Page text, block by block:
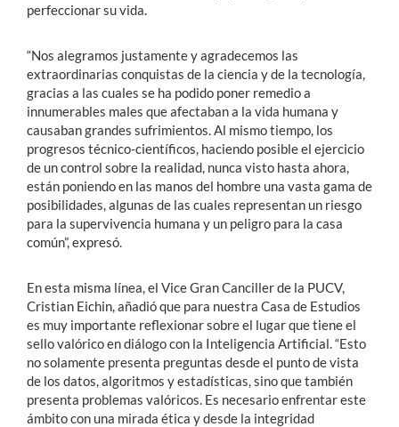
perfeccionar su vida.
“Nos alegramos justamente y agradecemos las
extraordinarias conquistas de la ciencia y de la tecnología,
gracias a las cuales se ha podido poner remedio a
innumerables males que afectaban a la vida humana y
causaban grandes sufrimientos. Al mismo tiempo, los
progresos técnico-científicos, haciendo posible el ejercicio
de un control sobre la realidad, nunca visto hasta ahora,
están poniendo en las manos del hombre una vasta gama de
posibilidades, algunas de las cuales representan un riesgo
para la supervivencia humana y un peligro para la casa
común”, expresó.
En esta misma línea, el Vice Gran Canciller de la PUCV,
Cristian Eichin, añadió que para nuestra Casa de Estudios
es muy importante reflexionar sobre el lugar que tiene el
sello valórico en diálogo con la Inteligencia Artificial. “Esto
no solamente presenta preguntas desde el punto de vista
de los datos, algoritmos y estadísticas, sino que también
presenta problemas valóricos. Es necesario enfrentar este
ámbito con una mirada ética y desde la integridad